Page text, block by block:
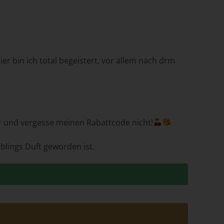
bin ich total begeistert, vor allem nach drm
vergesse meinen Rabattcode nicht!
Duft geworden ist.